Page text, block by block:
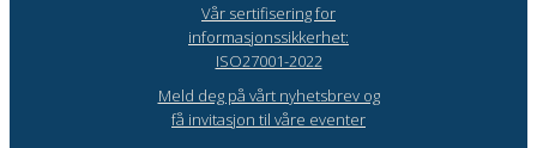
Vår sertifisering for
informasjonssikkerhet:
ISO27001-2022
Meld deg på vårt nyhetsbrev og
få invitasjon til våre eventer